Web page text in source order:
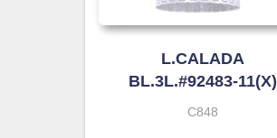
L.CALADA
BL.3L.#92483-11(X)
C848